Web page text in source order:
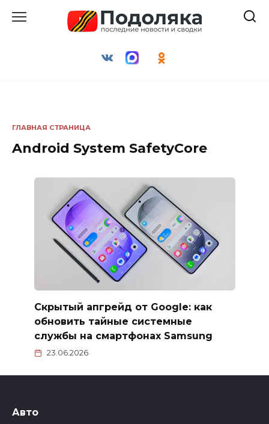
ГЛАВНАЯ СТРАНИЦА
Android System SafetyCore
Скрытый апгрейд от Google: как
обновить тайные системные
службы на смартфонах Samsung
23.06.2026
Авто